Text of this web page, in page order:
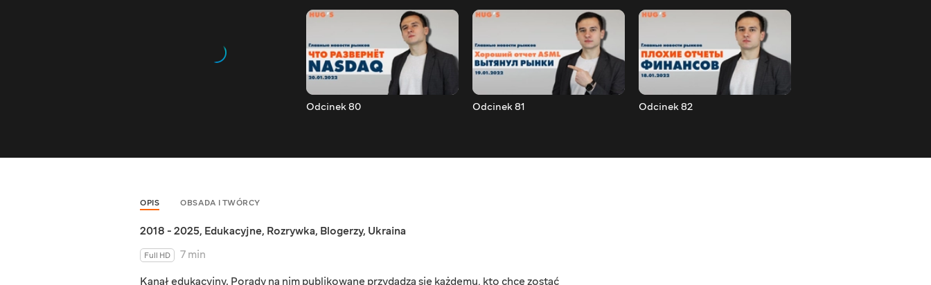
Odcinek 80 Odcinek 81 Odcinek 82
OPIS OBSADA I TWÓRCY
2018 - 2025, Edukacyjne, Rozrywka, Blogerzy, Ukraina
Full HD
7 min
Kanał edukacyjny. Porady na nim publikowane przydadzą się każdemu, kto chce zostać